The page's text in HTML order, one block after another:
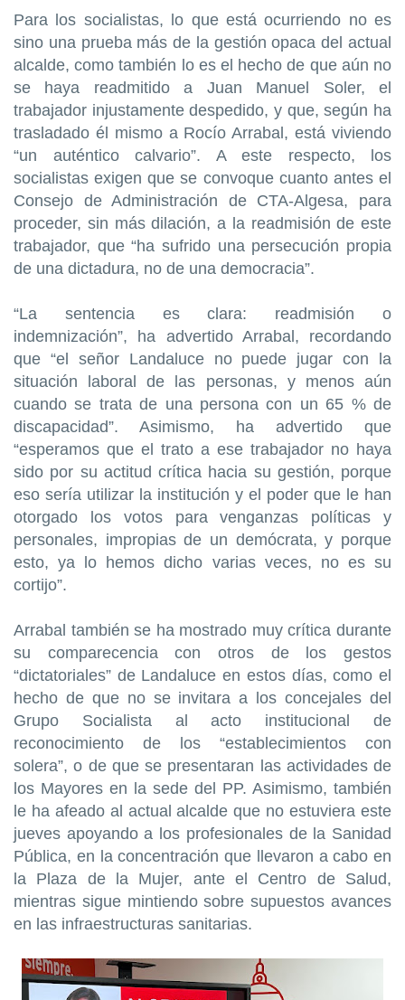
Para los socialistas, lo que está ocurriendo no es
sino una prueba más de la gestión opaca del actual
alcalde, como también lo es el hecho de que aún no
se haya readmitido a Juan Manuel Soler, el
trabajador injustamente despedido, y que, según ha
trasladado él mismo a Rocío Arrabal, está viviendo
“un auténtico calvario”. A este respecto, los
socialistas exigen que se convoque cuanto antes el
Consejo de Administración de CTA-Algesa, para
proceder, sin más dilación, a la readmisión de este
trabajador, que “ha sufrido una persecución propia
de una dictadura, no de una democracia”.
“La sentencia es clara: readmisión o
indemnización”, ha advertido Arrabal, recordando
que “el señor Landaluce no puede jugar con la
situación laboral de las personas, y menos aún
cuando se trata de una persona con un 65 % de
discapacidad”. Asimismo, ha advertido que
“esperamos que el trato a ese trabajador no haya
sido por su actitud crítica hacia su gestión, porque
eso sería utilizar la institución y el poder que le han
otorgado los votos para venganzas políticas y
personales, impropias de un demócrata, y porque
esto, ya lo hemos dicho varias veces, no es su
cortijo”.
Arrabal también se ha mostrado muy crítica durante
su comparecencia con otros de los gestos
“dictatoriales” de Landaluce en estos días, como el
hecho de que no se invitara a los concejales del
Grupo Socialista al acto institucional de
reconocimiento de los “establecimientos con
solera”, o de que se presentaran las actividades de
los Mayores en la sede del PP. Asimismo, también
le ha afeado al actual alcalde que no estuviera este
jueves apoyando a los profesionales de la Sanidad
Pública, en la concentración que llevaron a cabo en
la Plaza de la Mujer, ante el Centro de Salud,
mientras sigue mintiendo sobre supuestos avances
en las infraestructuras sanitarias.